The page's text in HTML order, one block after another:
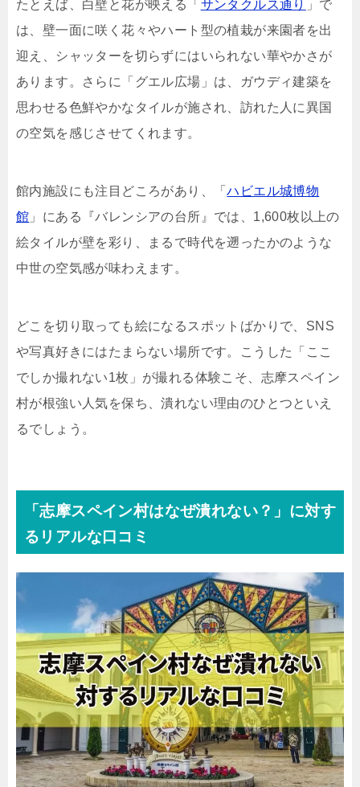
たとえば、白壁と花が映える「 サンタクルス通り
」で
は、壁一面に咲く花々やハート型の植栽が来園者を出
迎え、シャッターを切らずにはいられない華やかさが
あります。さらに「グエル広場」は、ガウディ建築を
思わせる色鮮やかなタイルが施され、訪れた人に異国
の空気を感じさせてくれます。
館内施設にも注目どころがあり、「ハビエル城博物
館 」にある『バレンシアの台所』では、1,600枚以上の
絵タイルが壁を彩り、まるで時代を遡ったかのような
中世の空気感が味わえます。
どこを切り取っても絵になるスポットばかりで、SNS
や写真好きにはたまらない場所です。こうした「ここ
でしか撮れない1枚」が撮れる体験こそ、志摩スペイン
村が根強い人気を保ち、潰れない理由のひとつといえ
るでしょう。
「志摩スペイン村はなぜ潰れない？」に対す
るリアルな口コミ